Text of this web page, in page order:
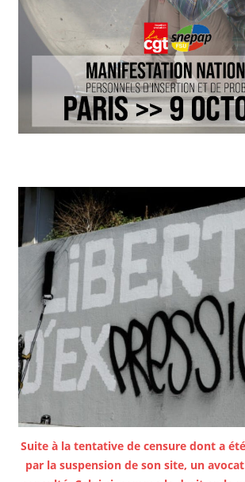
Suite à la tentative de censure dont a
par la suspension de son site, un